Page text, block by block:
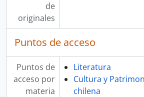
de
originales
Puntos de acceso
Puntos de
acceso por
materia
Literatura
Cultura y
chilena